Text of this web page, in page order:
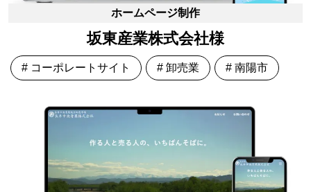
ホームページ制作
坂東産業株式会社様
# コーポレートサイト # 卸売業 # 南陽市